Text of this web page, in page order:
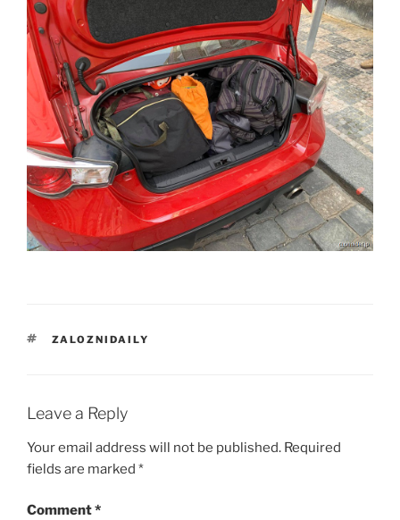
TAGS
ZALOZNIDAILY
Leave a Reply
Your email address will not be published. Required
fields are marked *
Comment*